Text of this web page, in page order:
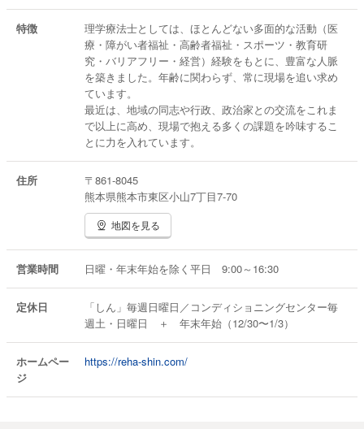
学校法人銀杏学園熊本保健科学大学リハビリテーション学専攻
（非常勤）＜地域理学療法学・スポーツ理学療法学＞
学校法人青照学舎熊本駅前看護リハビリテーション学院理学療法学科
（非常勤）＜地域理学療法学＞
【介護福祉士養成校】
学校法人熊本城北学園九州看護福祉大学
（非常勤）＜リハビリテーション論＞
学校法人尚絅学園尚絅大学短期大学部総合生活学科
（非常勤）＜福祉環境計画学＞
【介護福祉士国家試験対策講座】
熊日サービス開発株式会社（熊本学園大学・九州看護福祉大学）
2004−2006
一般社団法人熊本県介護福祉士会
2005−2007
公益財団法人介護労働安定センター
【社会福祉士国家試験対策講座】
熊日サービス開発（熊本学園大学・九州看護福祉大学）
【ホームヘルパー養成講座・介護職員初任者研修・介護職員実務者研
修】
特徴
理学療法士としては、ほとんどない多面的な活動（医
療・障がい者福祉・高齢者福祉・スポーツ・教育研
究・バリアフリー・経営）経験をもとに、豊富な人脈
を築きました。年齢に関わらず、常に現場を追い求め
ています。
最近は、地域の同志や行政、政治家との交流をこれま
で以上に高め、現場で抱える多くの課題を吟味するこ
とに力を入れています。
住所
〒861-8045
熊本県熊本市東区小山7丁目7-70
地図を見る
営業時間 日曜・年末年始を除く平日 9:00～16:30
定休日
「しん」毎週日曜日／コンディショニングセンター毎
週土・日曜日 ＋ 年末年始（12/30〜1/3）
ホームペー
ジ
https://reha-shin.com/